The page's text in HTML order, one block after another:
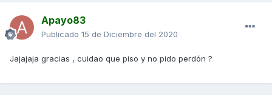
Apayo83
Publicado 15 de Diciembre del 2020
Jajajaja gracias , cuidao que piso y no pido perdón ?